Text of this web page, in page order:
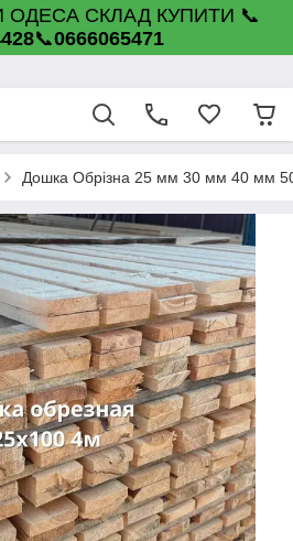
ОДЕСА СКЛАД КУПИТИ 📞
📞0666065471
Дошка Обрізна 25 мм 30 мм 40 мм